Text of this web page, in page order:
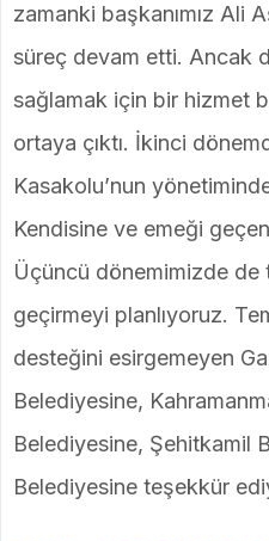
zamanki başkanımız Ali
süreç devam etti. Ancak
sağlamak için bir hizmet
ortaya çıktı. İkinci
Kasakolu’nun
Kendisine ve emeği
Üçüncü dönemimizde de
geçirmeyi planlıyoruz.
desteğini esirgemeyen
Belediyesine,
Belediyesine, Şehitkamil
Belediyesine teşekkür